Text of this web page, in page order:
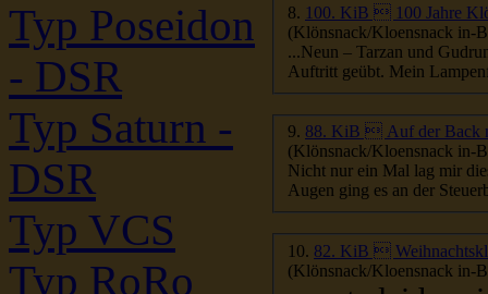
Typ Poseidon
- DSR
Typ Saturn -
DSR
Typ VCS
Typ RoRo
8. 100. KiB  100 Jahre
(Klönsnack/Kloensnack in-
...Neun – Tarzan und
Auftritt geübt. Mein
9. 88. KiB  Auf der
(Klönsnack/Kloensnack in-
Nicht nur ein Mal lag mir
10. 82. KiB 
(Klönsnack/Kloensnack in-